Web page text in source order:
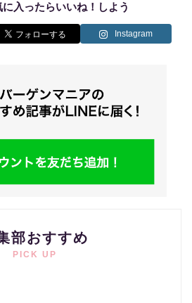
入ったらいいね！しよう
Instagram
部おすすめ
PICK UP